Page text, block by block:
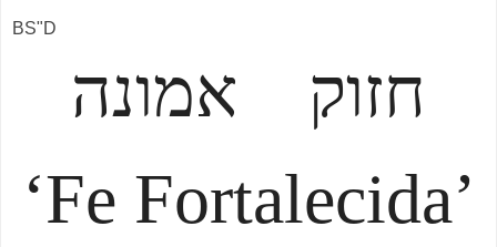
BS"D
חזוק אמונה
‘Fe Fortalecida’